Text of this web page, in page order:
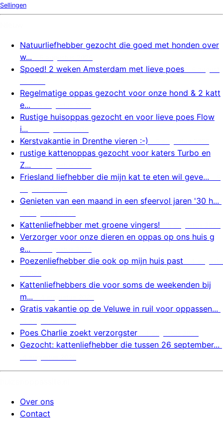
Sellingen
Natuurliefhebber gezocht die goed met honden over
w...
Spoed! 2 weken Amsterdam met lieve poes
Regelmatige oppas gezocht voor onze hond & 2 katt
e...
Rustige huisoppas gezocht en voor lieve poes Flow
i...
Kerstvakantie in Drenthe vieren :-)
rustige kattenoppas gezocht voor katers Turbo en
Z...
Friesland liefhebber die mijn kat te eten wil geve...
Genieten van een maand in een sfeervol jaren '30 h...
Kattenliefhebber met groene vingers!
Verzorger voor onze dieren en oppas op ons huis g
e...
Poezenliefhebber die ook op mijn huis past
Kattenliefhebbers die voor soms de weekenden bij
m...
Gratis vakantie op de Veluwe in ruil voor oppassen...
Poes Charlie zoekt verzorgster
Gezocht: kattenliefhebber die tussen 26 september...
Over ons
Contact